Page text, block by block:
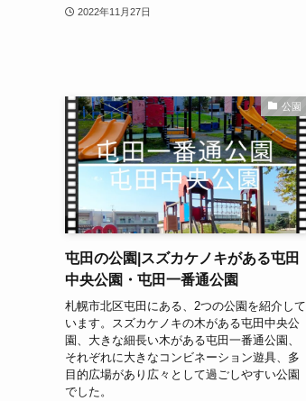
2022年11月27日
公園
屯田の公園|スズカケノキがある屯田
中央公園・屯田一番通公園
札幌市北区屯田にある、2つの公園を紹介して
います。スズカケノキの木がある屯田中央公
園、大きな細長い木がある屯田一番通公園、
それぞれに大きなコンビネーション遊具、多
目的広場があり広々として過ごしやすい公園
でした。